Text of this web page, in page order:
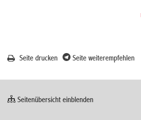
Seite drucken Seite weiterempfehlen
Seitenübersicht einblenden